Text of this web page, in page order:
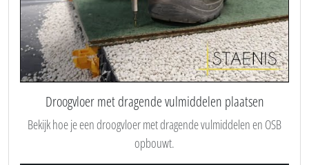
Droogvloer met dragende vulmiddelen plaatsen
Bekijk hoe je een droogvloer met dragende vulmiddelen en OSB
opbouwt.